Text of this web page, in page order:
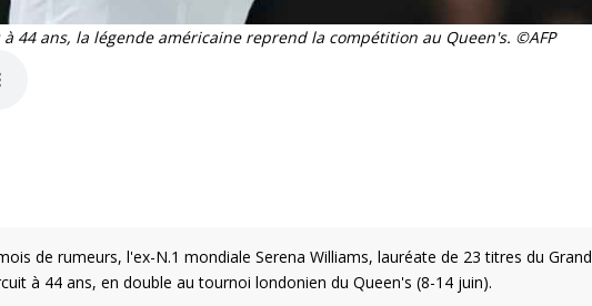
44 ans, la légende américaine reprend la compétition au Queen's. ©AFP
de rumeurs, l'ex-N.1 mondiale Serena Williams, lauréate de 23 titres du Grand
à 44 ans, en double au tournoi londonien du Queen's (8-14 juin).